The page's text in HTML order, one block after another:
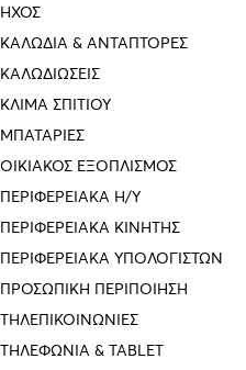
ΉΧΟΣ
ΚΑΛΏΔΙΑ & ΑΝΤΆΠΤΟΡΕΣ
ΚΑΛΩΔΙΏΣΕΙΣ
ΚΛΊΜΑ ΣΠΙΤΙΟΎ
ΜΠΑΤΑΡΊΕΣ
ΟΙΚΙΑΚΌΣ ΕΞΟΠΛΙΣΜΌΣ
ΠΕΡΙΦΕΡΕΙΑΚΑ Η/Υ
ΠΕΡΙΦΕΡΕΙΑΚΑ ΚΙΝΗΤΗΣ
ΠΕΡΙΦΕΡΕΙΑΚΆ ΥΠΟΛΟΓΙΣΤΏΝ
ΠΡΟΣΩΠΙΚΉ ΠΕΡΙΠΟΊΗΣΗ
ΤΗΛΕΠΙΚΟΙΝΩΝΊΕΣ
ΤΗΛΕΦΩΝΊΑ & TABLET